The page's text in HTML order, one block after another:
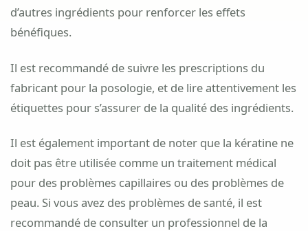
d’autres ingrédients pour renforcer les effets
bénéfiques.
Il est recommandé de suivre les prescriptions du
fabricant pour la posologie, et de lire attentivement les
étiquettes pour s’assurer de la qualité des ingrédients.
Il est également important de noter que la kératine ne
doit pas être utilisée comme un traitement médical
pour des problèmes capillaires ou des problèmes de
peau. Si vous avez des problèmes de santé, il est
recommandé de consulter un professionnel de la